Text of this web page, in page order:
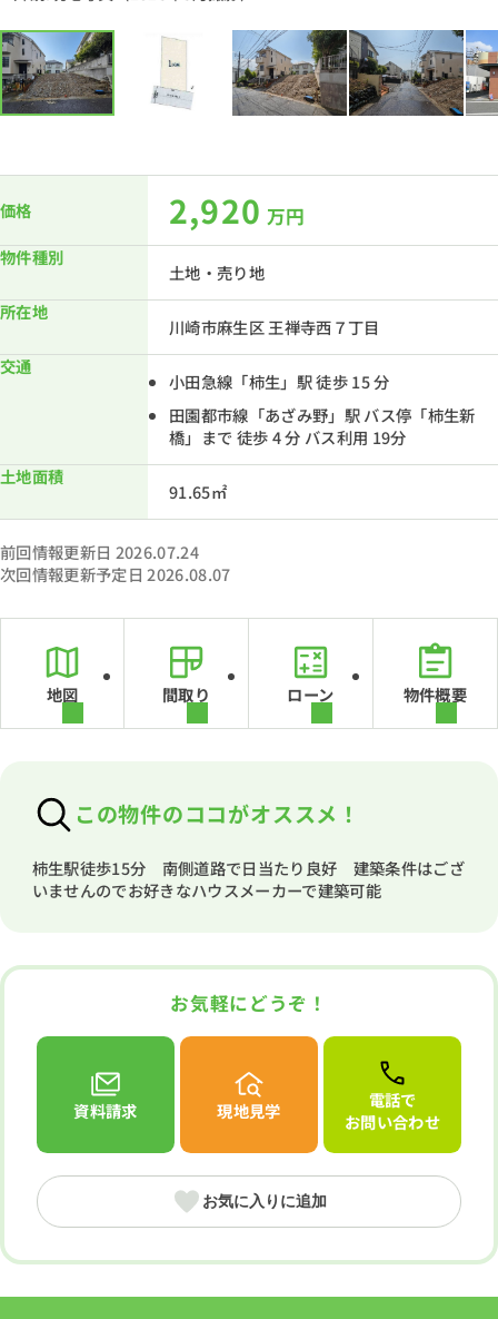
価格 2,920 万円
物件種別
土地・売り地
所在地
川崎市麻生区 王禅寺西７丁目
交通
小田急線「柿生」駅 徒歩 15 分
田園都市線「あざみ野」駅 バス停「柿生新
橋」まで 徒歩 4 分 バス利用 19分
土地面積
91.65㎡
前回情報更新日 2026.07.24
次回情報更新予定日 2026.08.07
地図 間取り ローン 物件概要
この物件のココがオススメ！
柿生駅徒歩15分 南側道路で日当たり良好 建築条件はござ
いませんのでお好きなハウスメーカーで建築可能
お気軽にどうぞ！
資料請求 現地見学
電話で
お問い合わせ
お気に入りに追加